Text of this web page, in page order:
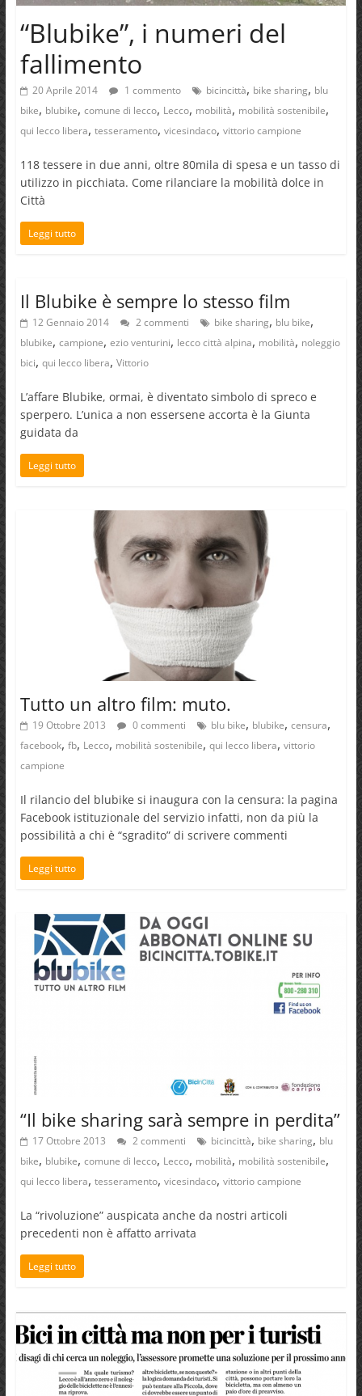
“Blubike”, i numeri del
fallimento
20 Aprile 2014 1 commento bicincittà, bike sharing, blu
bike, blubike, comune di lecco, Lecco, mobilità, mobilità sostenibile,
qui lecco libera, tesseramento, vicesindaco, vittorio campione
118 tessere in due anni, oltre 80mila di spesa e un tasso di
utilizzo in picchiata. Come rilanciare la mobilità dolce in
Città
Leggi tutto
Il Blubike è sempre lo stesso film
12 Gennaio 2014 2 commenti bike sharing, blu bike,
blubike, campione, ezio venturini, lecco città alpina, mobilità, noleggio
bici, qui lecco libera, Vittorio
L’affare Blubike, ormai, è diventato simbolo di spreco e
sperpero. L’unica a non essersene accorta è la Giunta
guidata da
Leggi tutto
Tutto un altro film: muto.
19 Ottobre 2013 0 commenti blu bike, blubike, censura,
facebook, fb, Lecco, mobilità sostenibile, qui lecco libera, vittorio
campione
Il rilancio del blubike si inaugura con la censura: la pagina
Facebook istituzionale del servizio infatti, non da più la
possibilità a chi è “sgradito” di scrivere commenti
Leggi tutto
“Il bike sharing sarà sempre in perdita”
17 Ottobre 2013 2 commenti bicincittà, bike sharing, blu
bike, blubike, comune di lecco, Lecco, mobilità, mobilità sostenibile,
qui lecco libera, tesseramento, vicesindaco, vittorio campione
La “rivoluzione” auspicata anche da nostri articoli
precedenti non è affatto arrivata
Leggi tutto